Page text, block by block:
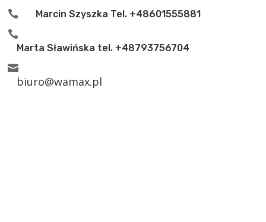
 Marcin Szyszka Tel. +48601555881

Marta Sławińska tel. +48793756704

biuro@wamax.pl